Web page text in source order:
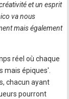
et un esprit
va nous
mais également
réel où chaque
mais épiques'.
chacun ayant
pourront